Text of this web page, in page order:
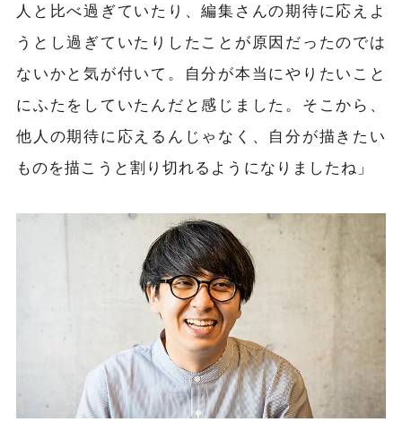
人と比べ過ぎていたり、編集さんの期待に応えよ
うとし過ぎていたりしたことが原因だったのでは
ないかと気が付いて。自分が本当にやりたいこと
にふたをしていたんだと感じました。そこから、
他人の期待に応えるんじゃなく、自分が描きたい
ものを描こうと割り切れるようになりましたね」